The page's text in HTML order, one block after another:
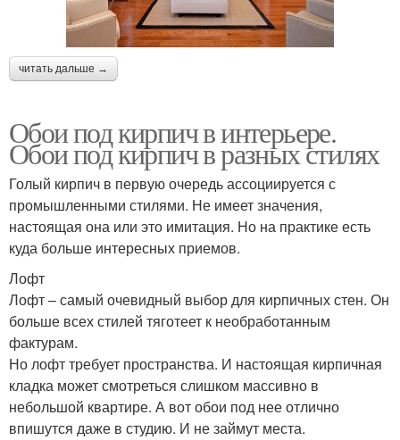
читать дальше →
Обои под кирпич в интерьере.
Обои под кирпич в разных стилях
Голый кирпич в первую очередь ассоциируется с
промышленными стилями. Не имеет значения,
настоящая она или это имитация. Но на практике есть
куда больше интересных приемов.
Лофт
Лофт – самый очевидный выбор для кирпичных стен. Он
больше всех стилей тяготеет к необработанным
фактурам.
Но лофт требует пространства. И настоящая кирпичная
кладка может смотреться слишком массивно в
небольшой квартире. А вот обои под нее отлично
впишутся даже в студию. И не займут места.